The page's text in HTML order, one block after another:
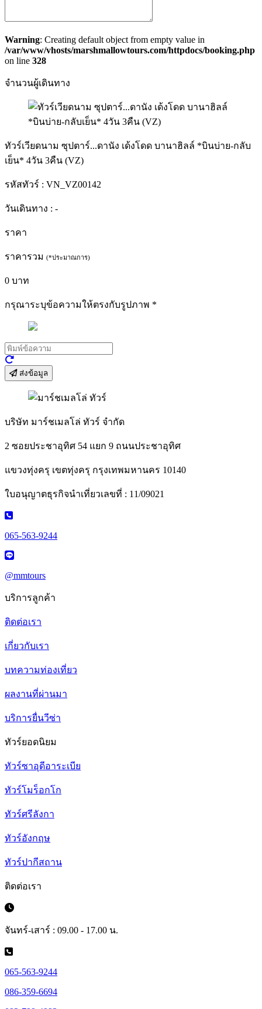
Warning: Creating default object from empty value in
/var/www/vhosts/marshmallowtours.com/httpdocs/booking.php
on line 328
จำนวนผู้เดินทาง
ทัวร์เวียดนาม ซุปตาร์...ดานัง เด้งโดด บานาฮิลล์ *บินบ่าย-กลับ
เย็น* 4วัน 3คืน (VZ)
รหัสทัวร์ : VN_VZ00142
วันเดินทาง : -
ราคา
ราคารวม (*ประมาณการ)
0 บาท
กรุณาระบุข้อความให้ตรงกับรูปภาพ *
ส่งข้อมูล
บริษัท มาร์ชเมลโล่ ทัวร์ จำกัด
2 ซอยประชาอุทิศ 54 แยก 9 ถนนประชาอุทิศ
แขวงทุ่งครุ เขตทุ่งครุ กรุงเทพมหานคร 10140
ใบอนุญาตธุรกิจนำเที่ยวเลขที่ : 11/09021
065-563-9244
@mmtours
บริการลูกค้า
ติดต่อเรา
เกี่ยวกับเรา
บทความท่องเที่ยว
ผลงานที่ผ่านมา
บริการยื่นวีซ่า
ทัวร์ยอดนิยม
ทัวร์ซาอุดีอาระเบีย
ทัวร์โมร็อกโก
ทัวร์ศรีลังกา
ทัวร์อังกฤษ
ทัวร์ปากีสถาน
ติดต่อเรา
จันทร์-เสาร์ : 09.00 - 17.00 น.
065-563-9244
086-359-6694